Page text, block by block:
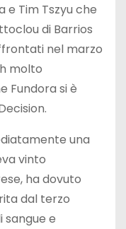
e Tim Tszyu che
di Barrios
nel marzo
molto
Fundora si è
una
vinto
ha dovuto
dal terzo
sangue e